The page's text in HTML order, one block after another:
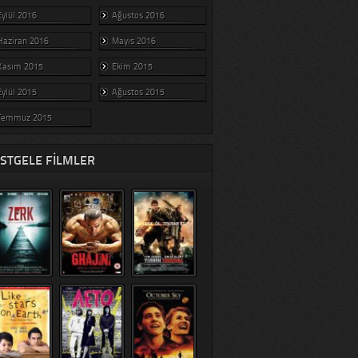
2016 Ağustos 2016
2016 Mayıs 2016
2015 Ekim 2015
2015 Ağustos 2015
2015
FILMLER